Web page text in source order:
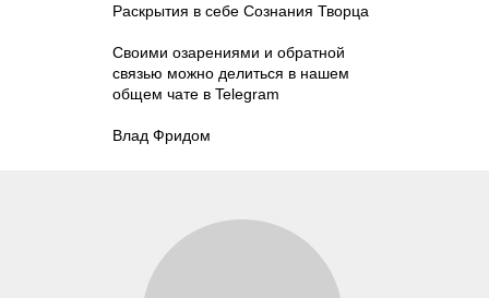
Раскрытия в себе Сознания Творца
Своими озарениями и обратной
связью можно делиться в нашем
общем чате в Telegram
Влад Фридом